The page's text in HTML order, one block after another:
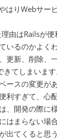
はりWebサー
由はRailsが便
いるのかよく
更新、削除、
きてしまいま
ースの変更が
利すぎて、心
、開発の際に
はまらない場
出てくると思